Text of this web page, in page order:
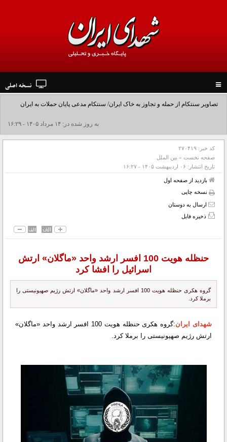
navigation
نسخه اصلی
تصاویر سنتکام از حمله و تجاوز به خاک ایران/ سنتکام مدعی پایان حملات به ایران
شد+فیلم به روز شده در: ۱۴ مرداد ۱۴۰۵ - ۱۶:۲۹
کد خبر: ۲۷۰۴۱۹
صفحه نخست » بین الملل
تاریخ انتشار: ۰۶ ارديبهشت ۱۴۰۵ - ۱۶:۲۷
بازدید از صفحه اول
نسخه چاپی
ارسال به دوستان
ذخیره فایل
حنظله هویت 100 افسر ارشد واحد «ماگلان» ارتش
اسرائیل را افشا کرد
گروه هکری حنظله هویت 100 افسر ارشد واحد «ماگلان» ارتش رژیم صهیونیستی را
برملا کرد.
شهدای ایران
:گروه هکری حنظله هویت 100 افسر ارشد واحد «ماگلان»
ارتش رژیم صهیونیستی را برملا کرد.